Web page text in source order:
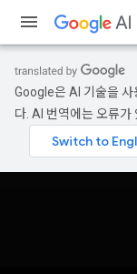
Google은 AI 기술을 사
다. AI 번역에는 오류가